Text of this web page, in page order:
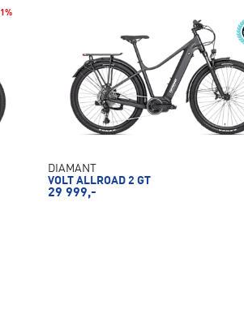
DIAMANT
VOLT ALLROAD 2 GT
29 999,-